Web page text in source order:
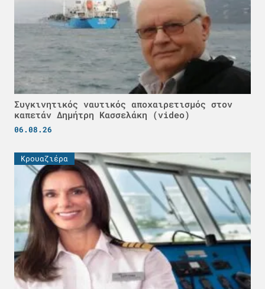
Συγκινητικός ναυτικός αποχαιρετισμός στον
καπετάν Δημήτρη Κασσελάκη (video)
06.08.26
Κρουαζιέρα